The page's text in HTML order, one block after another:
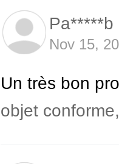
Pa*****b
Nov 15,
Un très bon
objet